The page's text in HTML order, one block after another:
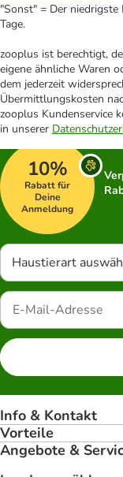
"Sonst" = Der
Tage.
zooplus ist berechtigt,
eigene ähnliche Waren
dem jederzeit
Übermittlungskosten
zooplus Kundenservice
in unserer
10%
Rabatt für
Deine
Anmeldung
Haustierart
Info & Kontakt
Vorteile
Angebote &